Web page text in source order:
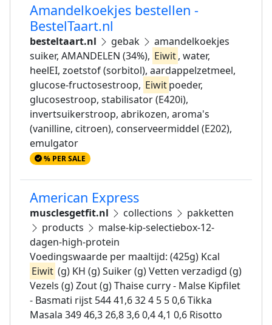
Amandelkoekjes bestellen -
BestelTaart.nl
besteltaart.nl gebak
amandelkoekjes
suiker, AMANDELEN (34%), Eiwit, water,
heelEI, zoetstof (sorbitol), aardappelzetmeel,
glucose-fructosestroop, Eiwitpoeder,
glucosestroop, stabilisator (E420i),
invertsuikerstroop, abrikozen, aroma's
(vanilline, citroen), conserveermiddel (E202),
emulgator
% PER SALE
American Express
musclesgetfit.nl collections
pakketten
products
malse-kip-selectiebox-12-
dagen-high-protein
Voedingswaarde per maaltijd: (425g) Kcal
Eiwit (g) KH (g) Suiker (g) Vetten verzadigd (g)
Vezels (g) Zout (g) Thaise curry - Malse Kipfilet
- Basmati rijst 544 41,6 32 4 5 5 0,6 Tikka
Masala 349 46,3 26,8 3,6 0,4 4,1 0,6 Risotto